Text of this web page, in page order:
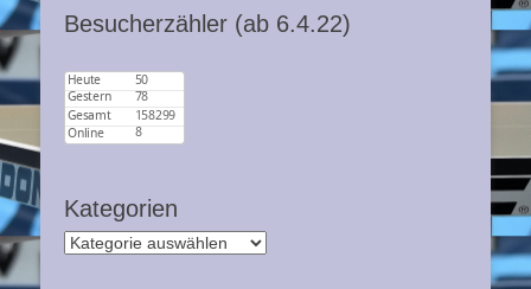
Besucherzähler (ab 6.4.22)
Kategorien
Kategorien